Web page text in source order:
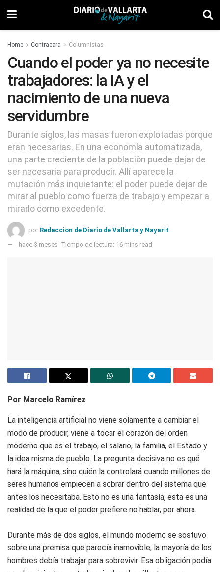
Home Contracara Columnistas
Cuando el poder ya no necesite
trabajadores: la IA y el
nacimiento de una nueva
servidumbre
Durante siglos, las masas fueron explotadas porque
eran necesarias. En una economía automatizada,
una parte creciente de la población puede dejar de
ser necesaria para producir. Allí aparece la
mutación más inquietante: el poder puede dejar de
mirar al pueblo como fuerza de trabajo y empezar a
mirarlo como excedente.
por Redaccion de Diario de Vallarta y Nayarit
hace 3 meses Tiempo de lectura: 16 mins read
Por Marcelo Ramírez
La inteligencia artificial no viene solamente a cambiar el
modo de producir, viene a tocar el corazón del orden
moderno que es el trabajo, el salario, la familia, el Estado y
la idea misma de pueblo. La pregunta decisiva no es qué
hará la máquina, sino quién la controlará cuando millones de
seres humanos empiecen a sobrar dentro del sistema que
antes los necesitaba. Esto no es una fantasía, esta es una
realidad de la que el poder prefiere no hablar, por ahora.
Durante más de dos siglos, el mundo moderno se sostuvo
sobre una premisa que parecía inamovible, la mayoría de los
hombres debía trabajar para sobrevivir. Esa obligación podía